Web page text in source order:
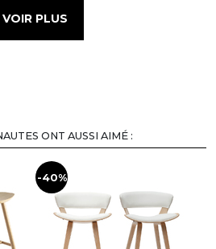
VOIR PLUS
ONT AUSSI AIMÉ :
-40%